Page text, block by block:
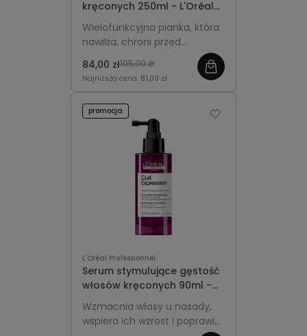
kręconych 250ml - L'Oréal
Professionnel Curl
Expression
Wielofunkcyjna pianka, która
nawilża, chroni przed
puszeniem, definiuje loki i fale
oraz ułatwia stylizację włosów
kręconych.
84,00 zł105,00 zł
Najniższa cena: 81,00 zł
L'Oréal Professionnel
Serum stymulujące gęstość
włosów kręconych 90ml -
L'Oréal Professionnel Curl
Expression Treatment
Wzmacnia włosy u nasady,
wspiera ich wzrost i poprawia
promocja